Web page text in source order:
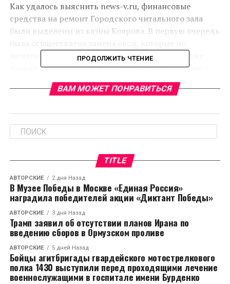
Как удалось выяснить news-v.ru, финансовые
средства на ремонт Городского читального зала
были выделены из казны Коврова. В первую очередь
менялись со времен строительства здания и уже
начали вываливаться из рам. Работами занимался
подрядчик из Владимира: рекламное агентство под
названием «Колор».
Затем был произведен монтаж новой вывески – у
старой половина букв отвалилась. Все работы были
завершены до конца прошлого месяца. Таким
образом, реставрация фасада Городского
читального зала Коврова была осуществлена с
соблюдением установленных сроков.
RELATED TOPICS:
CЛЕДУЮЩЕЕ
В Коврове участились случаи угона автомобилей
НЕ ПРОПУСТИТЕ
Курсы «Школа грамотного потребителя»
ПРОДОЛЖИТЬ ЧТЕНИЕ
ВАМ МОЖЕТ ПОНРАВИТЬСЯ
TITLE
АВТОРСКИЕ 2 дня Назад
В Музее Победы в Москве «Единая Россия»
наградила победителей акции «Диктант Победы»
АВТОРСКИЕ 3 дня Назад
Трамп заявил об отсутствии планов Ирана по
введению сборов в Ормузском проливе
АВТОРСКИЕ 5 дней Назад
Бойцы агитбригады гвардейского мотострелкового
полка 1430 выступили перед проходящими лечение
военнослужащими в госпитале имени Бурденко